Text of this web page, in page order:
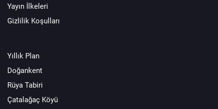
Yayın İlkeleri
Gizlilik Koşulları
Yıllık Plan
Doğankent
Rüya Tabiri
Çatalağaç Köyü